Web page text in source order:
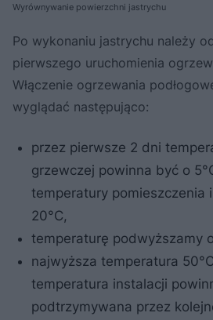
Wyrównywanie powierzchni jastrychu
Po wykonaniu jastrychu należy
pierwszego uruchomienia
Włączenie ogrzewania
wyglądać następująco:
przez pierwsze 2 dni
grzewczej powinna być o
temperatury pomieszczenia
20°C,
temperaturę podwyższamy
najwyższa temperatura
temperatura instalacji
podtrzymywana przez